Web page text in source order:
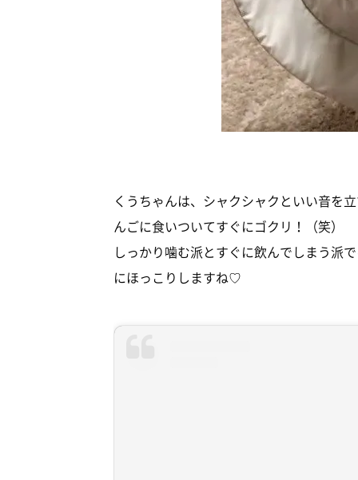
くうちゃんは、シャクシャクといい音を
んごに食いついてすぐにゴクリ！（笑）
しっかり噛む派とすぐに飲んでしまう派
にほっこりしますね♡